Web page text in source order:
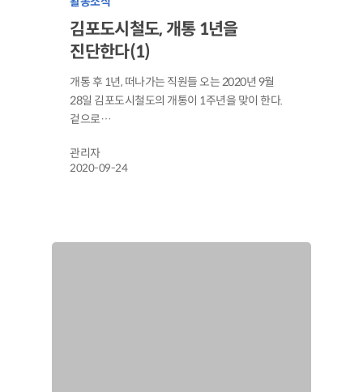
김포도시철도, 개통 1년을
진단한다(1)
개통 후 1년, 떠나가는 직원들 오는 2020년 9월
28일 김포도시철도의 개통이 1주년을 맞이 한다.
겉으로…
관리자
2020-09-24